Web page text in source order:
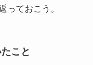
っておこう。
こと